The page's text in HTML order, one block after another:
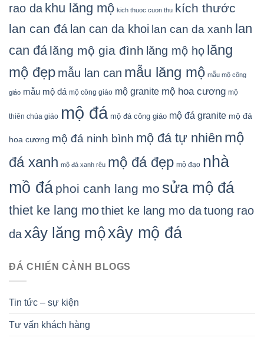
rao da khu lăng mộ kich thuoc cuon thu kích thước
lan can đá lan can da khoi lan can da xanh lan
can đá lăng mộ gia đình lăng mộ họ lăng
mộ đẹp mẫu lan can mẫu lăng mộ mẫu mộ công
giáo mẫu mộ đá mộ công giáo mộ granite mộ hoa cương mộ
thiên chúa giáo mộ đá mộ đá công giáo mộ đá granite mộ đá
hoa cương mộ đá ninh bình mộ đá tự nhiên mộ
đá xanh mộ đá xanh rêu mộ đá đẹp mộ đạo nhà
mồ đá phoi canh lang mo sửa mộ đá
thiet ke lang mothiet ke lang mo datuong rao
daxây lăng mộxây mộ đá
ĐÁ CHIẾN CẢNH BLOGS
Tin tức – sự kiện
Tư vấn khách hàng